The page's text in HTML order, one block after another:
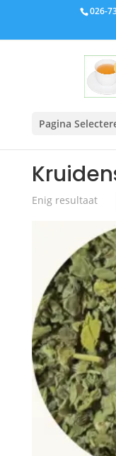
026-
Pagina
Enig resultaat